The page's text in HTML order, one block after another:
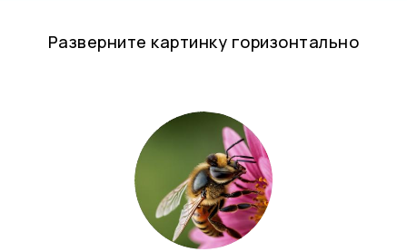
Разверните картинку горизонтально